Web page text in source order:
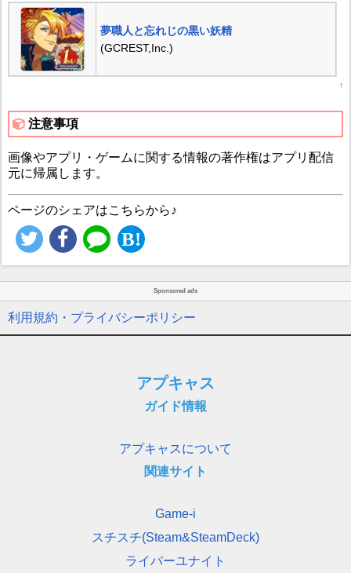
夢職人と忘れじの黒い妖精
(GCREST,Inc.)
↑
注意事項
画像やアプリ・ゲームに関する情報の著作権はアプリ配信
元に帰属します。
ページのシェアはこちらから♪
Sponsored ads
利用規約・プライバシーポリシー
アプキャス
ガイド情報
アプキャスについて
関連サイト
Game-i
スチスチ(Steam&SteamDeck)
ライバーユナイト